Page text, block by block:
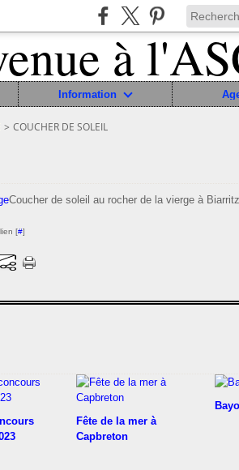
Information
> COUCHER DE SOLEIL
Coucher de soleil au rocher de la vierge à Biarritz
[#]
Fête de la mer à
Capbreton